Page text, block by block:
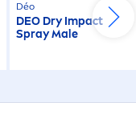
Déo
DEO Dry Impact
Spray Male